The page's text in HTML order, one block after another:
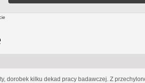
dorobek kilku dekad pracy badawczej. Z